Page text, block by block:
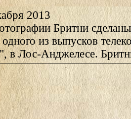
2013
Бритни сделаны
из выпусков
в Лос-Анджелесе.